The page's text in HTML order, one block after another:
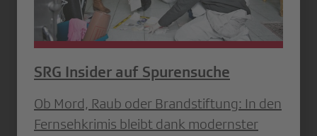
SRG Insider auf Spurensuche
Ob Mord, Raub oder Brandstiftung: In den
Fernsehkrimis bleibt dank modernster